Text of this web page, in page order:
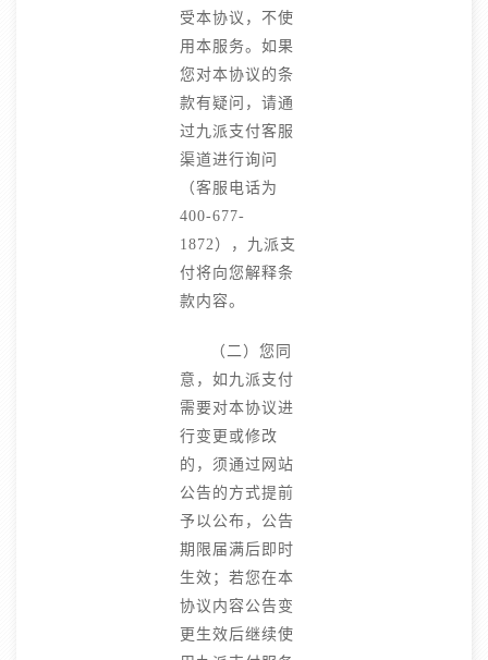
受本协议，不使
用本服务。如果
您对本协议的条
款有疑问，请通
过九派支付客服
渠道进行询问
（客服电话为
400-677-
1872），九派支
付将向您解释条
款内容。
（二）您同
意，如九派支付
需要对本协议进
行变更或修改
的，须通过网站
公告的方式提前
予以公布，公告
期限届满后即时
生效；若您在本
协议内容公告变
更生效后继续使